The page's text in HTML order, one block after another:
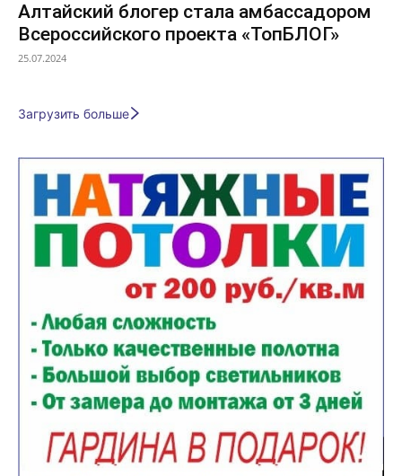
Алтайский блогер стала амбассадором
Всероссийского проекта «ТопБЛОГ»
25.07.2024
Загрузить больше